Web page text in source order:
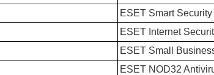
ESET Smart
ESET Internet
ESET Small
ESET NOD32